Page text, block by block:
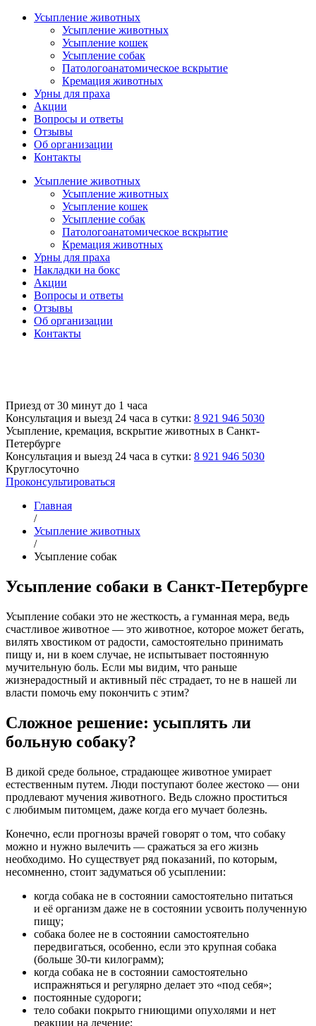
Усыпление животных
Усыпление животных
Усыпление кошек
Усыпление собак
Патологоанатомическое вскрытие
Кремация животных
Урны для праха
Акции
Вопросы и ответы
Отзывы
Об организации
Контакты
Усыпление животных
Усыпление животных
Усыпление кошек
Усыпление собак
Патологоанатомическое вскрытие
Кремация животных
Урны для праха
Накладки на бокс
Акции
Вопросы и ответы
Отзывы
Об организации
Контакты
Приезд от 30 минут до 1 часа
Консультация и выезд 24 часа в сутки: 8 921 946 5030
Усыпление, кремация, вскрытие животных в Санкт-
Петербурге
Консультация и выезд 24 часа в сутки: 8 921 946 5030
Круглосуточно
Проконсультироваться
Главная
/
Усыпление животных
/
Усыпление собак
Усыпление собаки в Санкт-Петербурге
Усыпление собаки это не жесткость, а гуманная мера, ведь
счастливое животное — это животное, которое может бегать,
вилять хвостиком от радости, самостоятельно принимать
пищу и, ни в коем случае, не испытывает постоянную
мучительную боль. Если мы видим, что раньше
жизнерадостный и активный пёс страдает, то не в нашей ли
власти помочь ему покончить с этим?
Сложное решение: усыплять ли
больную собаку?
В дикой среде больное, страдающее животное умирает
естественным путем. Люди поступают более жестоко — они
продлевают мучения животного. Ведь сложно проститься
с любимым питомцем, даже когда его мучает болезнь.
Конечно, если прогнозы врачей говорят о том, что собаку
можно и нужно вылечить — сражаться за его жизнь
необходимо. Но существует ряд показаний, по которым,
несомненно, стоит задуматься об усыплении:
когда собака не в состоянии самостоятельно питаться
и её организм даже не в состоянии усвоить полученную
пищу;
собака более не в состоянии самостоятельно
передвигаться, особенно, если это крупная собака
(больше 30-ти килограмм);
когда собака не в состоянии самостоятельно
испражняться и регулярно делает это «под себя»;
постоянные судороги;
тело собаки покрыто гниющими опухолями и нет
реакции на лечение;